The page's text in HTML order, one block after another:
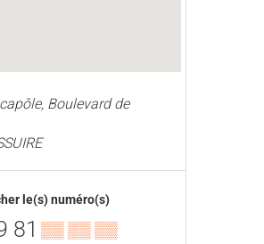
Boulevard de
le(s) numéro(s)
81 ▒▒ ▒▒ ▒▒